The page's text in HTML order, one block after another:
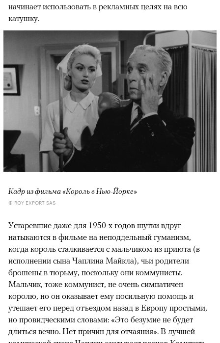
начинает использовать в рекламных целях на всю
катушку.
Кадр из фильма «Король в Нью-Йорке»
© ROY EXPORT SAS
Устаревшие даже для 1950-х годов шутки вдруг
натыкаются в фильме на неподдельный гуманизм,
когда король сталкивается с мальчиком из приюта (в
исполнении сына Чаплина Майкла), чьи родители
брошены в тюрьму, поскольку они коммунисты.
Мальчик, тоже коммунист, не очень симпатичен
королю, но он оказывает ему посильную помощь и
утешает его перед отъездом назад в Европу простыми,
но провидческими словами: «Это безумие не будет
длиться вечно. Нет причин для отчаяния». В лучшей